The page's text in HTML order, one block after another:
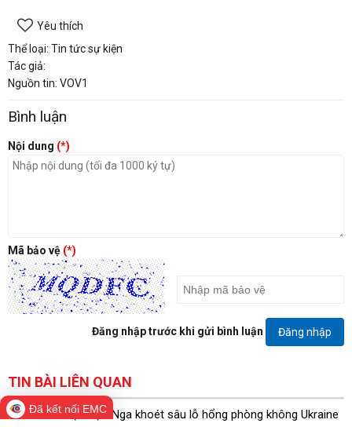
Yêu thích
Thể loại: Tin tức sự kiện
Tác giả:
Nguồn tin: VOV1
Bình luận
Nội dung (*)
Mã bảo vệ (*)
Đăng nhập trước khi gửi bình luận Đăng nhập
TIN BÀI LIÊN QUAN
Tên lửa đạn đạo Nga khoét sâu lỗ hổng phòng không Ukraine
Đã kết nối EMC